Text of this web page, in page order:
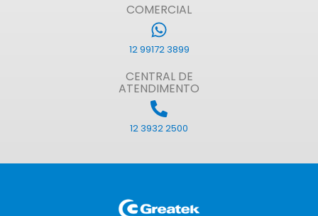
COMERCIAL
12 99172 3899
CENTRAL DE
ATENDIMENTO
12 3932 2500